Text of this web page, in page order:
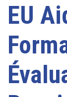
EU